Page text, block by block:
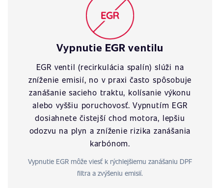
Vypnutie EGR ventilu
EGR ventil (recirkulácia spalín) slúži na
zníženie emisií, no v praxi často spôsobuje
zanášanie sacieho traktu, kolísanie výkonu
alebo vyššiu poruchovosť. Vypnutím EGR
dosiahnete čistejší chod motora, lepšiu
odozvu na plyn a zníženie rizika zanášania
karbónom.
Vypnutie EGR môže viesť k rýchlejšiemu zanášaniu DPF
filtra a zvýšeniu emisií.